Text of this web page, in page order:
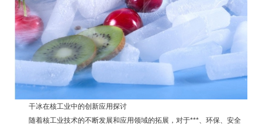
干冰在核工业中的创新应用探讨
随着核工业技术的不断发展和应用领域的拓展，对于***、环保、安全